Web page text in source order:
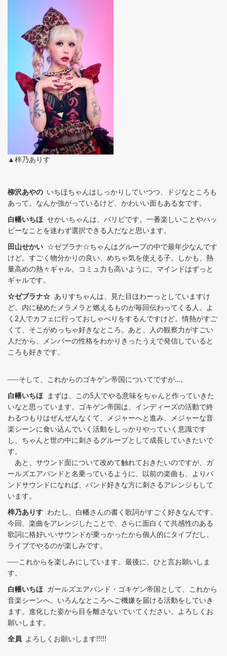
▲梓乃ありす
柳沢あやの いちほちゃんはしっかりしていつつ、ドジなところも
あって。なんか強がっているけど、かわいい面もある女です。
白幡いちほ せかいちゃんは、パリピです。一番楽しいことやハッ
ピーなことを迷わず選択できる人だなと思います。
田山せかい ☆ゼブラナ☆ちゃんはグループの中で最年少なんです
けど。すごく物分かりの良い、めちゃ気を使える子。しかも、熱
量高めの熱々ギャル。コミュ力も高いように、マインドはずっと
ギャルです。
☆ゼブラナ☆ ありすちゃんは、見た目ほわーっとしていますけ
ど。内に秘めたメラメラと燃えるものが毎回伝わってくる人。よ
く2人でカフェに行っておしゃべりをするんですけど。情熱がすご
くて、そこがめっちゃ好きなところ。あと、人の観察力がすごい
人だから、メンバーの性格をわかりきったうえで発信していると
ころも好きです。
──そして、これからのゴキゲン帝国についてですが…。
白幡いちほ まずは、この5人でやる意味をちゃんと作っていきた
いなと思っています。ゴキゲン帝国は、インディーズの活動で終
わるつもりはぜんぜんなくて、メジャーへと進み、メジャーな音
楽シーンに食い込んでいく活動をしっかりやっていく意識です
し、ちゃんと世の中に刺さるグループとして成長していきたいで
す。
あと、サウンド面について改めて触れておきたいのですが、ガ
ールズエアバンドと名乗っているように、以前の楽曲も、よりバ
ンドサウンドになれば、バンド好きな方に刺さるアレンジもして
います。
梓乃ありす わたし、白幡さんの書く歌詞がすごく好きなんです。
今回、楽曲をアレンジしたことで、さらに面白くて共感性のある
歌詞に格好いいサウンドが乗っかったから個人的にタイプだし、
ライブでやるのが楽しみです。
──これからを楽しみにしています。最後に、ひと言お願いしま
す。
白幡いちほ ガールズエアバンド・ゴキゲン帝国として、これから
音楽シーンへ。いろんなところへご機嫌を届ける活動をしていき
ます。進化した姿から目を離さないでいてください。よろしくお
願いします。
全員 よろしくお願いします!!!!!